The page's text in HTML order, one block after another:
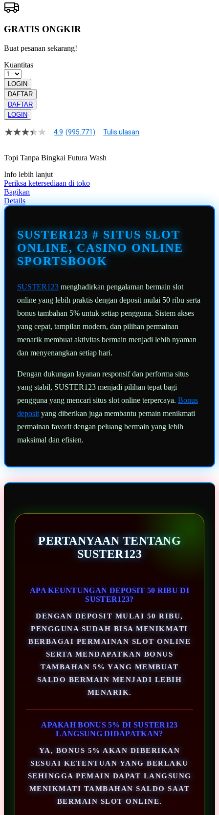
GRATIS ONGKIR
Buat pesanan sekarang!
Kuantitas
LOGIN
DAFTAR
DAFTAR
LOGIN
4.9
bintang,
rating
rata-
rata.
Read
13
Reviews.
halaman
yang
sama.
4.9 (995.771) Tulis ulasan
Topi Tanpa Bingkai Futura Wash
Info lebih lanjut
Periksa ketersediaan di toko
Bagikan
Details
SUSTER123 # SITUS SLOT
ONLINE, CASINO ONLINE
SPORTSBOOK
SUSTER123 menghadirkan pengalaman bermain slot
online yang lebih praktis dengan deposit mulai 50 ribu serta
bonus tambahan 5% untuk setiap pengguna. Sistem akses
yang cepat, tampilan modern, dan pilihan permainan
menarik membuat aktivitas bermain menjadi lebih nyaman
dan menyenangkan setiap hari.
Dengan dukungan layanan responsif dan performa situs
yang stabil, SUSTER123 menjadi pilihan tepat bagi
pengguna yang mencari situs slot online terpercaya. Bonus
deposit yang diberikan juga membantu pemain menikmati
permainan favorit dengan peluang bermain yang lebih
maksimal dan efisien.
PERTANYAAN TENTANG
SUSTER123
APA KEUNTUNGAN DEPOSIT 50 RIBU DI
SUSTER123?
DENGAN DEPOSIT MULAI 50 RIBU,
PENGGUNA SUDAH BISA MENIKMATI
BERBAGAI PERMAINAN SLOT ONLINE
SERTA MENDAPATKAN BONUS
TAMBAHAN 5% YANG MEMBUAT
SALDO BERMAIN MENJADI LEBIH
MENARIK.
APAKAH BONUS 5% DI SUSTER123
LANGSUNG DIDAPATKAN?
YA, BONUS 5% AKAN DIBERIKAN
SESUAI KETENTUAN YANG BERLAKU
SEHINGGA PEMAIN DAPAT LANGSUNG
MENIKMATI TAMBAHAN SALDO SAAT
BERMAIN SLOT ONLINE.